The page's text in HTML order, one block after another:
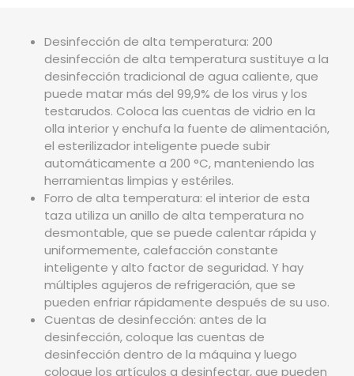
Desinfección de alta temperatura: 200
desinfección de alta temperatura sustituye a la
desinfección tradicional de agua caliente, que
puede matar más del 99,9% de los virus y los
testarudos. Coloca las cuentas de vidrio en la
olla interior y enchufa la fuente de alimentación,
el esterilizador inteligente puede subir
automáticamente a 200 °C, manteniendo las
herramientas limpias y estériles.
Forro de alta temperatura: el interior de esta
taza utiliza un anillo de alta temperatura no
desmontable, que se puede calentar rápida y
uniformemente, calefacción constante
inteligente y alto factor de seguridad. Y hay
múltiples agujeros de refrigeración, que se
pueden enfriar rápidamente después de su uso.
Cuentas de desinfección: antes de la
desinfección, coloque las cuentas de
desinfección dentro de la máquina y luego
coloque los artículos a desinfectar, que pueden